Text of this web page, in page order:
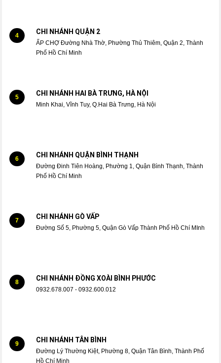
4 CHI NHÁNH QUẬN 2
ẤP CHỢ Đường Nhà Thờ, Phường Thủ Thiêm, Quận 2, Thành
Phố Hồ Chí Minh
5 CHI NHÁNH HAI BÀ TRƯNG, HÀ NỘI
Minh Khai, Vĩnh Tuy, Q.Hai Bà Trưng, Hà Nội
6 CHI NHÁNH QUẬN BÌNH THẠNH
Đường Đinh Tiên Hoàng, Phường 1, Quận Bình Thạnh, Thành
Phố Hồ Chí Minh
7 CHI NHÁNH GÒ VẤP
Đường Số 5, Phường 5, Quận Gò Vấp Thành Phố Hồ Chí MInh
8 CHI NHÁNH ĐỒNG XOÀI BÌNH PHƯỚC
0932.678.007 - 0932.600.012
9 CHI NHÁNH TÂN BÌNH
Đường Lý Thường Kiệt, Phường 8, Quận Tân Bình, Thành Phố
Hồ Chí Minh